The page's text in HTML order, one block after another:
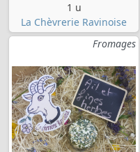
1 u
La Chèvrerie Ravinoise
Fromages